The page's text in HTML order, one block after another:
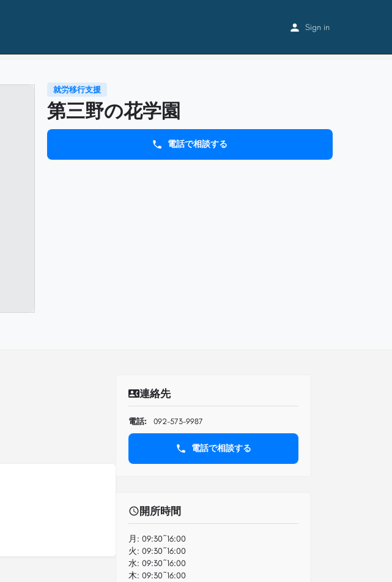
Sign in
Listings 第三野の花学園
就労移行支援
第三野の花学園
電話で相談する
連絡先
電話: 092-573-9987
電話で相談する
開所時間
月: 09:30~16:00
火: 09:30~16:00
水: 09:30~16:00
木: 09:30~16:00